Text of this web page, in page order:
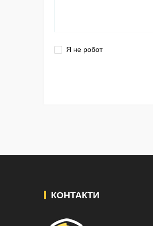
Я не робот
КОНТАКТИ